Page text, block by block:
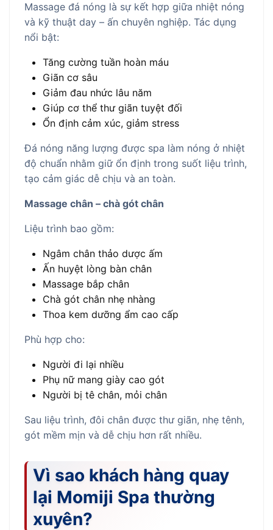
Massage đá nóng là sự kết hợp giữa nhiệt nóng
và kỹ thuật day – ấn chuyên nghiệp. Tác dụng
nổi bật:
Tăng cường tuần hoàn máu
Giãn cơ sâu
Giảm đau nhức lâu năm
Giúp cơ thể thư giãn tuyệt đối
Ổn định cảm xúc, giảm stress
Đá nóng năng lượng được spa làm nóng ở nhiệt
độ chuẩn nhằm giữ ổn định trong suốt liệu trình,
tạo cảm giác dễ chịu và an toàn.
Massage chân – chà gót chân
Liệu trình bao gồm:
Ngâm chân thảo dược ấm
Ấn huyệt lòng bàn chân
Massage bắp chân
Chà gót chân nhẹ nhàng
Thoa kem dưỡng ẩm cao cấp
Phù hợp cho:
Người đi lại nhiều
Phụ nữ mang giày cao gót
Người bị tê chân, mỏi chân
Sau liệu trình, đôi chân được thư giãn, nhẹ tênh,
gót mềm mịn và dễ chịu hơn rất nhiều.
Vì sao khách hàng quay
lại Momiji Spa thường
xuyên?